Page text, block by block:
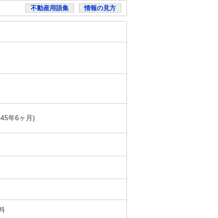
不動産用語集 情報の見方
年6ヶ月)